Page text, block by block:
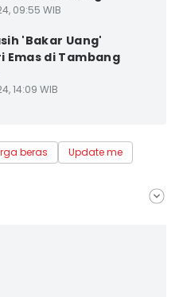
09:55 WIB
'Bakar Uang'
Emas di Tambang
14:09 WIB
beras Update me